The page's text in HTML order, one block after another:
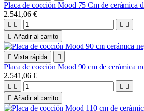
Placa de cocción Mood 75 Cm de cerámica
2.541,06 €
   
 Añadir al carrito
 Vista rápida 
Placa de cocción Mood 90 cm de cerámica
2.541,06 €
   
 Añadir al carrito